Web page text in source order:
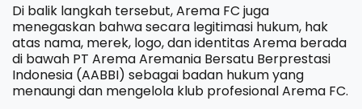
Di balik langkah tersebut, Arema FC juga
menegaskan bahwa secara legitimasi hukum, hak
atas nama, merek, logo, dan identitas Arema berada
di bawah PT Arema Aremania Bersatu Berprestasi
Indonesia (AABBI) sebagai badan hukum yang
menaungi dan mengelola klub profesional Arema FC.